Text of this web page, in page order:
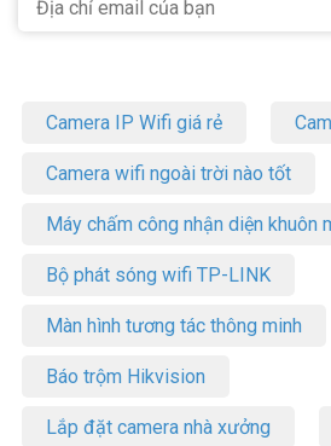
Camera IP Wifi giá rẻ
Camera wifi ngoài trời nào tốt
Máy chấm công nhận diện khuôn
Bộ phát sóng wifi TP-LINK
Màn hình tương tác thông minh
Báo trộm Hikvision
Lắp đặt camera nhà xưởng